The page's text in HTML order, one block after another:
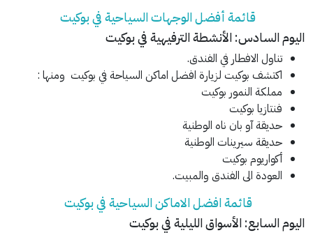
قائمة أفضل الوجهات السياحية في بوكيت
اليوم السادس: الأنشطة الترفيهية في بوكيت
تناول الافطار في الفندق.
اكتشف بوكيت لزيارة افضل اماكن السياحة في بوكيت ومنها :
مملكة النمور بوكيت
فنتازيا بوكيت
حديقة آو بان ناه الوطنية
حديقة سيرينات الوطنية
أكواريوم بوكيت
العودة الى الفندق والمبيت.
قائمة افضل الاماكن السياحية في بوكيت
اليوم السابع: الأسواق الليلية في بوكيت